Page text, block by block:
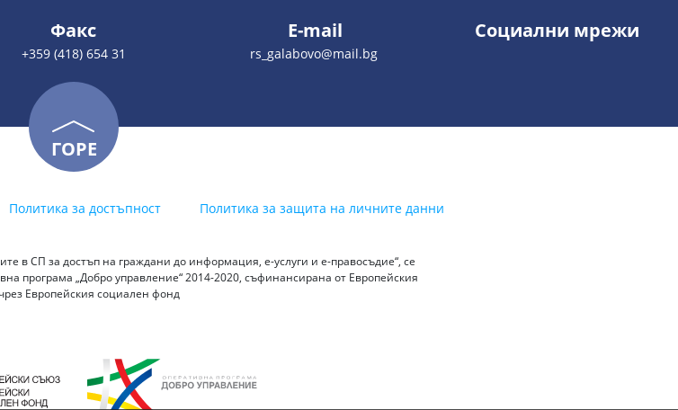
Факс
+359 (418) 654 31
E-mail
rs_galabovo@mail.bg
Социални мрежи
ГОРЕ
Политика за достъпност Политика за защита на личните данни
в СП за достъп на граждани до информация, е-услуги и е-правосъдие“, се
програма „Добро управление“ 2014-2020, съфинансирана от Европейския
Европейския социален фонд